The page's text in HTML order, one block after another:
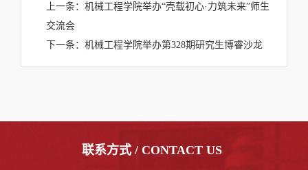
上一条： 机械工程学院举办“壳载初心·力筑未来”师生
交流会
下一条： 机械工程学院举办第328期研究生博睿沙龙
联系方式 / CONTACT US